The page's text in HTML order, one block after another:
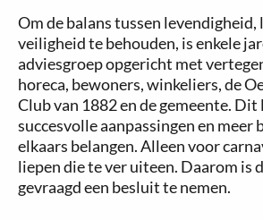
Om de balans tussen levendigheid,
veiligheid te behouden, is enkele
adviesgroep opgericht met
horeca, bewoners, winkeliers, de
Club van 1882 en de gemeente.
succesvolle aanpassingen en meer
elkaars belangen. Alleen voor
liepen die te ver uiteen. Daarom is
gevraagd een besluit te nemen.